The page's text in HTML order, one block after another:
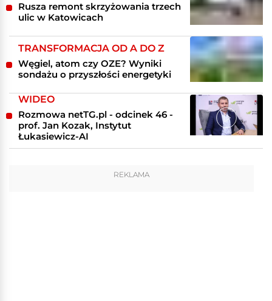
Rusza remont skrzyżowania trzech
ulic w Katowicach
TRANSFORMACJA OD A DO Z
Węgiel, atom czy OZE? Wyniki
sondażu o przyszłości energetyki
WIDEO
Rozmowa netTG.pl - odcinek 46 -
prof. Jan Kozak, Instytut
Łukasiewicz-AI
REKLAMA